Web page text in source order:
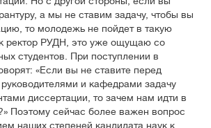
а мы не ставим задачу, чтобы вы
то молодежь не пойдет в такую
ректор РУДН, это уже ощущаю со
студентов. При поступлении в
«Если вы не ставите перед
и кафедрами задачу
диссертации, то зачем нам идти в
Поэтому сейчас более важен вопрос
наших степеней кандидата наук к